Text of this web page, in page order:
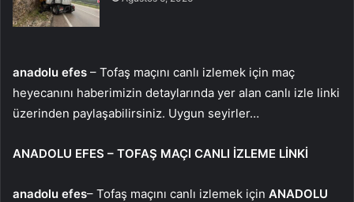
anadolu efes – Tofaş maçını canlı izlemek için maç
heyecanını haberimizin detaylarında yer alan canlı izle linki
üzerinden paylaşabilirsiniz. Uygun seyirler…
ANADOLU EFES – TOFAŞ MAÇI CANLI İZLEME LİNKİ
anadolu efes– Tofaş maçını canlı izlemek için ANADOLU